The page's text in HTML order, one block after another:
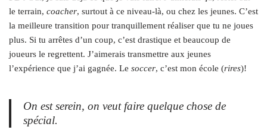
le terrain, coacher, surtout à ce niveau-là, ou chez les jeunes. C’est
la meilleure transition pour tranquillement réaliser que tu ne joues
plus. Si tu arrêtes d’un coup, c’est drastique et beaucoup de
joueurs le regrettent. J’aimerais transmettre aux jeunes
l’expérience que j’ai gagnée. Le soccer, c’est mon école (rires)!
On est serein, on veut faire quelque chose de
spécial.